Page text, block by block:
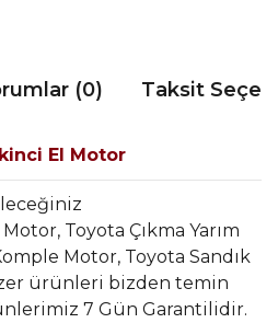
(0) Taksit
El Motor
Toyota Çıkma Yarım
Motor, Toyota Sandık
ürünleri bizden temin
7 Gün Garantilidir.